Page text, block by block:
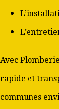
Avec
rapide et
communes